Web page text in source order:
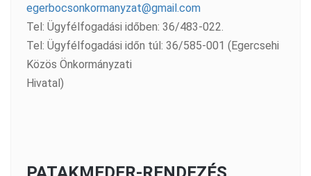
egerbocsonkormanyzat@gmail.com
Tel: Ügyfélfogadási időben: 36/483-022.
Tel: Ügyfélfogadási időn túl: 36/585-001 (Egercsehi
Közös Önkormányzati
Hivatal)